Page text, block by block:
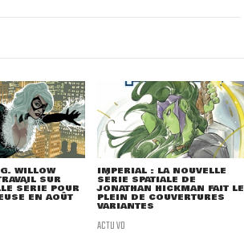
WILLOW
SUR
SÉRIE POUR
EN AOÛT
IMPERIAL : LA NOUVELLE
SÉRIE SPATIALE DE
JONATHAN HICKMAN FAIT LE
PLEIN DE COUVERTURES
VARIANTES
ACTU VO